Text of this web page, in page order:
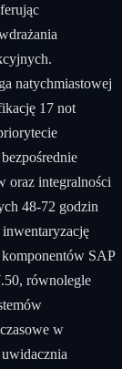
natychmiastowej
17 not
oraz integralności
48-72 godzin
SAP
równolegle
w